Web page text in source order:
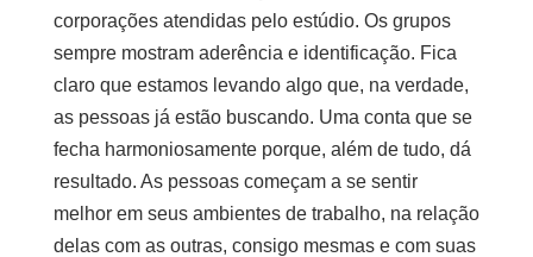
corporações atendidas pelo estúdio. Os grupos
sempre mostram aderência e identificação. Fica
claro que estamos levando algo que, na verdade,
as pessoas já estão buscando. Uma conta que se
fecha harmoniosamente porque, além de tudo, dá
resultado. As pessoas começam a se sentir
melhor em seus ambientes de trabalho, na relação
delas com as outras, consigo mesmas e com suas